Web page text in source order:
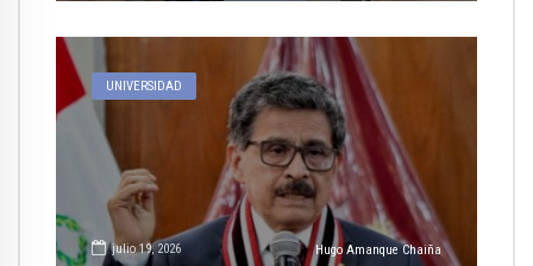
UNIVERSIDAD
julio 19, 2026 Hugo Amanque Chaiña